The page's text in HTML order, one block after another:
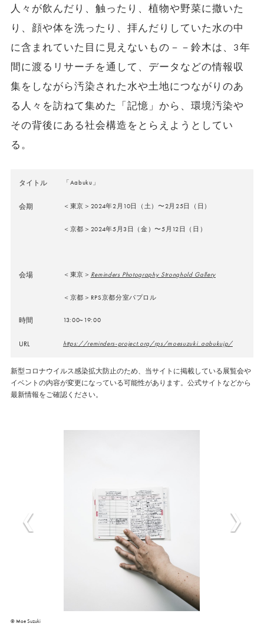
人々が飲んだり、触ったり、植物や野菜に撒いた
り、顔や体を洗ったり、拝んだりしていた水の中
に含まれていた目に見えないもの－－鈴木は、3年
間に渡るリサーチを通して、データなどの情報収
集をしながら汚染された水や土地につながりのあ
る人々を訪ねて集めた「記憶」から、環境汚染や
その背後にある社会構造をとらえようとしてい
る。
タイトル 「Aabuku」
会期 ＜東京＞2024年2月10日（土）〜2月25日（日）
＜京都＞2024年5月3日（金）〜5月12日（日）
会場 ＜東京＞ Reminders Photography Stronghold Gallery
＜京都＞RPS京都分室パプロル
時間 13:00~19:00
URL https://reminders-project.org/rps/moesuzuki_aabukujp/
新型コロナウイルス感染拡大防止のため、当サイトに掲載している展覧会や
イベントの内容が変更になっている可能性があります。公式サイトなどから
最新情報をご確認ください。
©︎ Moe Suzuki